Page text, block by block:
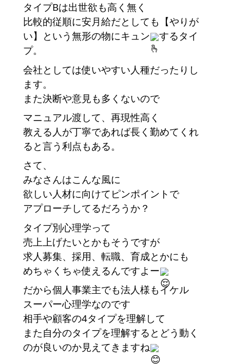
タイプBは出世欲も高く無く
比較的従順に安月給だとしても【やりが
い】という無形の物にキュン
するタイ
プ。
会社としては使いやすい人種だったりし
ます。
また決断や意見も多くないので
マニュアル渡して、再現性高く
教える人が丁寧であれば長く勤めてくれ
ると言う利点もある。
さて、
みなさんはこんな風に
欲しい人材に向けてピンポイントで
アプローチしてるだろうか？
タイプ別心理学って
売上上げたいとかもそうですが
求人募集、採用、転職、育成とかにも
めちゃくちゃ使えるんですよー
だから個人事業主でも法人様もイケル
スーパー心理学なのです
相手や顧客の4タイプを理解して
また自分のタイプを理解するとどう動く
のが良いのか見えてきますね